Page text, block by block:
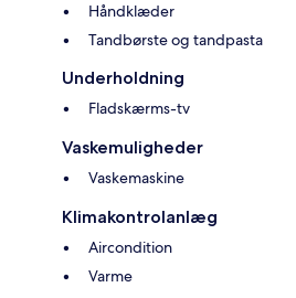
Håndklæder
Tandbørste og tandpasta
Underholdning
Fladskærms-tv
Vaskemuligheder
Vaskemaskine
Klimakontrolanlæg
Aircondition
Varme